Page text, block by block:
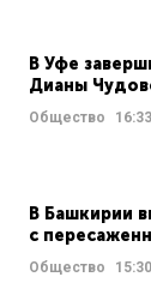
В Уфе
Дианы
Общество 16:33
В Башкирии
с
Общество 15:30